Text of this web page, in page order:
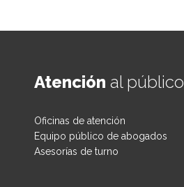
Atención al público
Oficinas de atención
Equipo público de abogados
Asesorías de turno